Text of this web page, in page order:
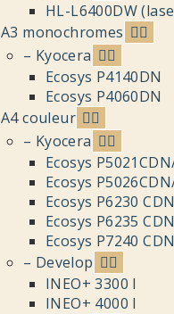
HL-L6400DW
A3 monochromes
– Kyocera
Ecosys P4140DN
Ecosys P4060DN
A4 couleur
– Kyocera
Ecosys
Ecosys
Ecosys P6230 CDN
Ecosys P6235 CDN
Ecosys P7240 CDN
– Develop
INEO+ 3300 I
INEO+ 4000 I